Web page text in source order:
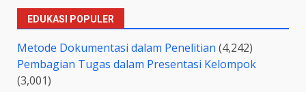
EDUKASI POPULER
Metode Dokumentasi dalam Penelitian (4,242)
Pembagian Tugas dalam Presentasi Kelompok
(3,001)